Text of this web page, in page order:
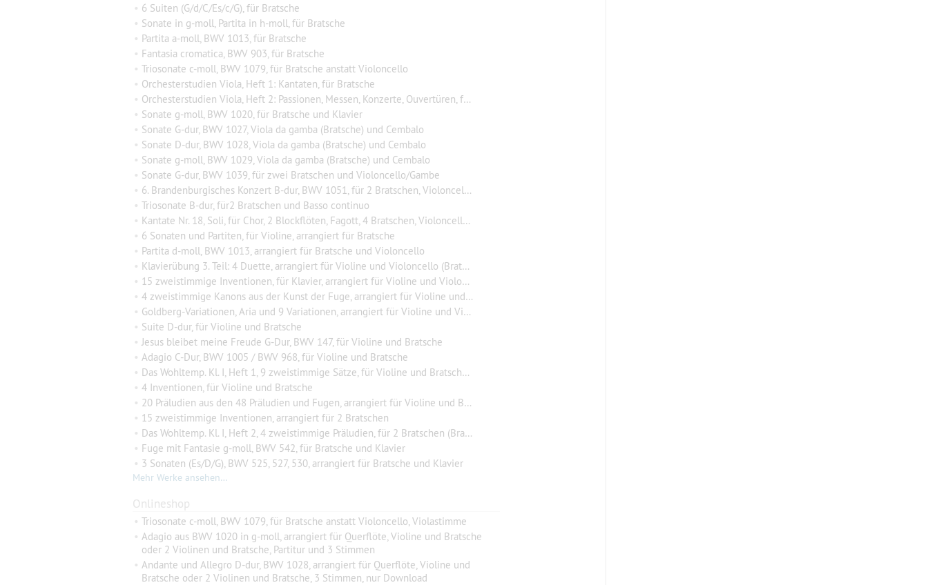
• 6 Suiten (G/d/C/Es/c/G), für Bratsche
• Sonate in g-moll, Partita in h-moll, für Bratsche
• Partita a-moll, BWV 1013, für Bratsche
• Fantasia cromatica, BWV 903, für Bratsche
• Triosonate c-moll, BWV 1079, für Bratsche anstatt Violoncello
• Orchesterstudien Viola, Heft 1: Kantaten, für Bratsche
• Orchesterstudien Viola, Heft 2: Passionen, Messen, Konzerte, Ouvertüren, für Bratsche
• Sonate g-moll, BWV 1020, für Bratsche und Klavier
• Sonate G-dur, BWV 1027, Viola da gamba (Bratsche) und Cembalo
• Sonate D-dur, BWV 1028, Viola da gamba (Bratsche) und Cembalo
• Sonate g-moll, BWV 1029, Viola da gamba (Bratsche) und Cembalo
• Sonate G-dur, BWV 1039, für zwei Bratschen und Violoncello/Gambe
• 6. Brandenburgisches Konzert B-dur, BWV 1051, für 2 Bratschen, Violoncello, 2 Gamben (Violoncello) und Basso continuo
• Triosonate B-dur, für2 Bratschen und Basso continuo
• Kantate Nr. 18, Soli, für Chor, 2 Blockflöten, Fagott, 4 Bratschen, Violoncello und Basso continuo
• 6 Sonaten und Partiten, für Violine, arrangiert für Bratsche
• Partita d-moll, BWV 1013, arrangiert für Bratsche und Violoncello
• Klavierübung 3. Teil: 4 Duette, arrangiert für Violine und Violoncello (Bratsche)
• 15 zweistimmige Inventionen, für Klavier, arrangiert für Violine und Violoncello (Bratsche)
• 4 zweistimmige Kanons aus der Kunst der Fuge, arrangiert für Violine und Violoncello (Bratsche), Nr. 4 auch für 2 Bratschen (2 Violoncelli)
• Goldberg-Variationen, Aria und 9 Variationen, arrangiert für Violine und Violoncello (Bratsche)
• Suite D-dur, für Violine und Bratsche
• Jesus bleibet meine Freude G-Dur, BWV 147, für Violine und Bratsche
• Adagio C-Dur, BWV 1005 / BWV 968, für Violine und Bratsche
• Das Wohltemp. Kl. I, Heft 1, 9 zweistimmige Sätze, für Violine und Bratsche (Violoncello)
• 4 Inventionen, für Violine und Bratsche
• 20 Präludien aus den 48 Präludien und Fugen, arrangiert für Violine und Bratsche
• 15 zweistimmige Inventionen, arrangiert für 2 Bratschen
• Das Wohltemp. Kl. I, Heft 2, 4 zweistimmige Präludien, für 2 Bratschen (Bratsche und Violoncello)
• Fuge mit Fantasie g-moll, BWV 542, für Bratsche und Klavier
• 3 Sonaten (Es/D/G), BWV 525, 527, 530, arrangiert für Bratsche und Klavier
Mehr Werke ansehen…
Onlineshop
• Triosonate c-moll, BWV 1079, für Bratsche anstatt Violoncello, Violastimme
• Adagio aus BWV 1020 in g-moll, arrangiert für Querflöte, Violine und Bratsche
oder 2 Violinen und Bratsche, Partitur und 3 Stimmen
• Andante und Allegro D-dur, BWV 1028, arrangiert für Querflöte, Violine und
Bratsche oder 2 Violinen und Bratsche, 3 Stimmen, nur Download